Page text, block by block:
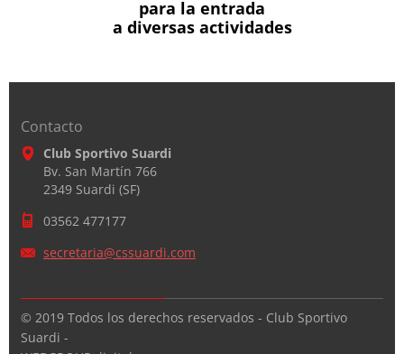
para la entrada
a diversas actividades
Contacto
Club Sportivo Suardi
Bv. San Martín 766
2349 Suardi (SF)
03562 477177
secretaria@cssuardi.com
© 2019 Todos los derechos reservados - Club Sportivo
Suardi -